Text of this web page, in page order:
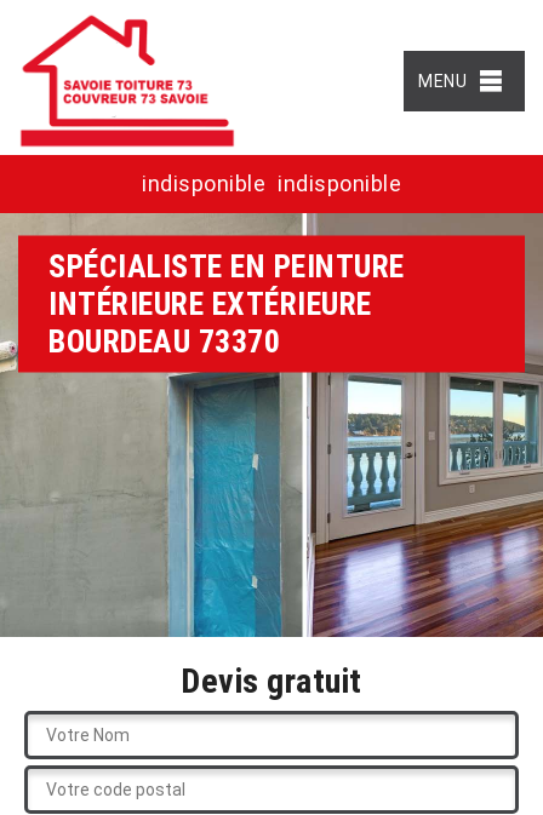
MENU
indisponible indisponible
SPÉCIALISTE EN PEINTURE
INTÉRIEURE EXTÉRIEURE
BOURDEAU 73370
Devis gratuit